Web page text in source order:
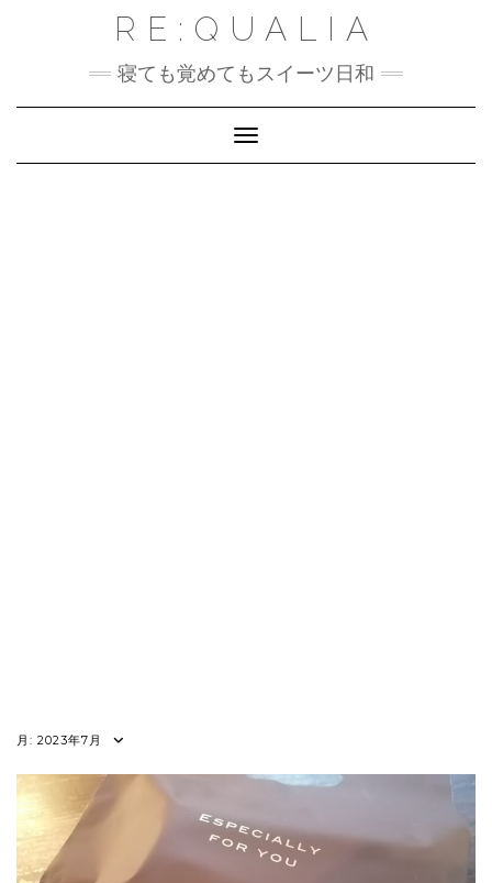
RE:QUALIA
寝ても覚めてもスイーツ日和
Toggle Navigation
月: 2023年7月